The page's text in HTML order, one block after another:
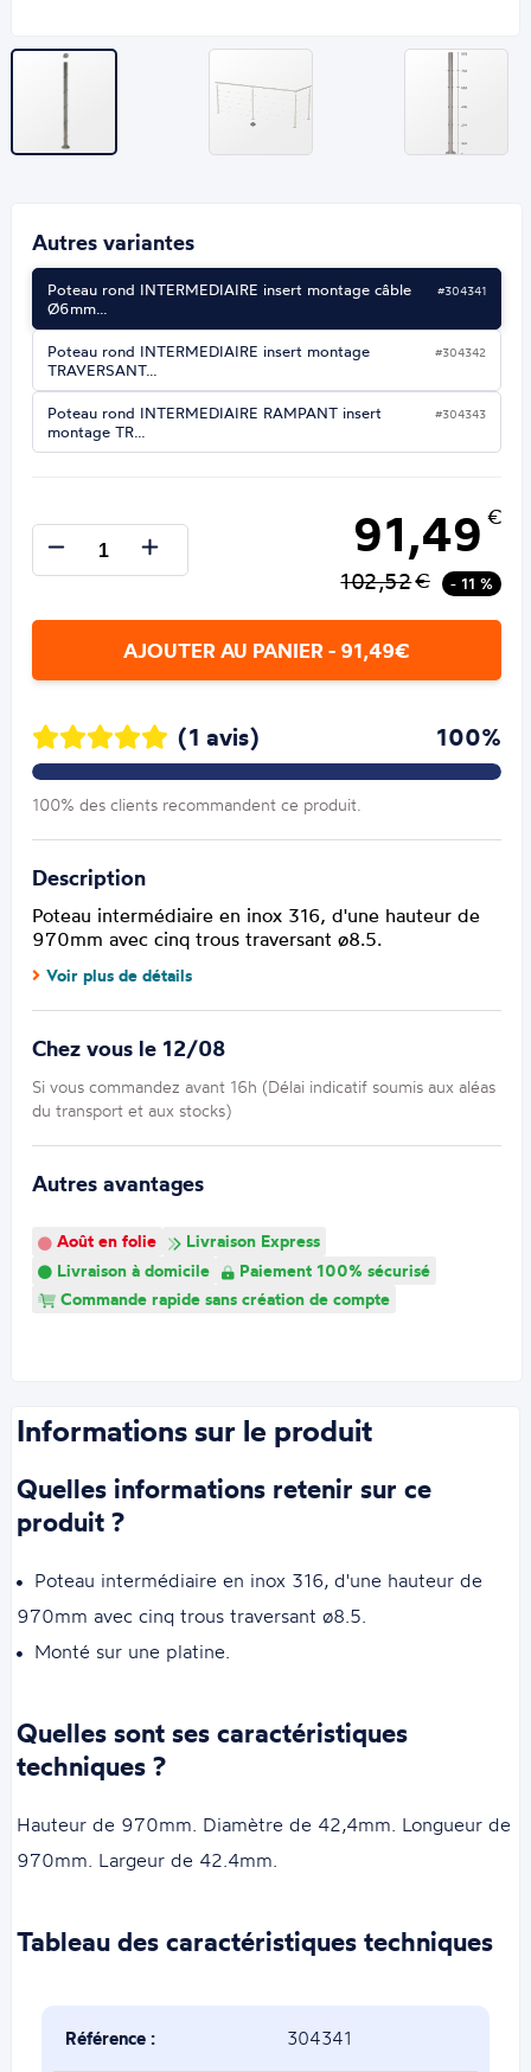
Autres variantes
Poteau rond INTERMEDIAIRE insert montage câble
Ø6mm…
#304341
Poteau rond INTERMEDIAIRE insert montage
TRAVERSANT…
#304342
Poteau rond INTERMEDIAIRE RAMPANT insert
montage TR…
#304343
91,49 €
102,52€ - 11 %
AJOUTER AU PANIER - 91,49€
(1 avis) 100%
100% des clients recommandent ce produit.
Description
Poteau intermédiaire en inox 316, d'une hauteur de
970mm avec cinq trous traversant ø8.5.
Voir plus de détails
Chez vous le 12/08
Si vous commandez avant 16h (Délai indicatif soumis aux aléas
du transport et aux stocks)
Autres avantages
Août en folie
Livraison Express
Livraison à domicile
Paiement 100% sécurisé
Commande rapide sans création de compte
Informations sur le produit
Quelles informations retenir sur ce
produit ?
Poteau intermédiaire en inox 316, d'une hauteur de
970mm avec cinq trous traversant ø8.5.
Monté sur une platine.
Quelles sont ses caractéristiques
techniques ?
Hauteur de 970mm. Diamètre de 42,4mm. Longueur de
970mm. Largeur de 42.4mm.
Tableau des caractéristiques techniques
Référence : 304341